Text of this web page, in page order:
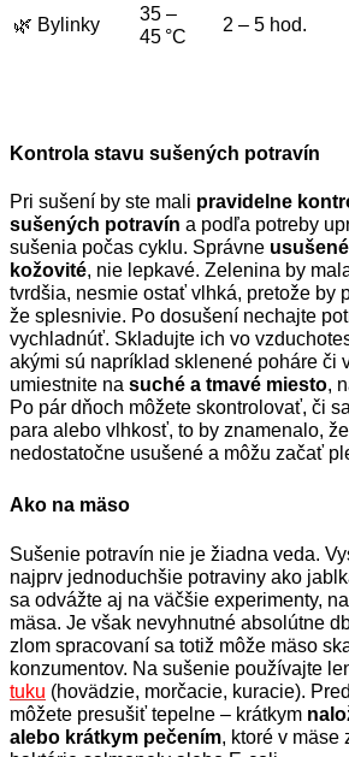
🌿 Bylinky
35 –
45 °C
2 – 5 hod.
Kontrola stavu sušených potravín
Pri sušení by ste mali pravidelne
sušených potravín a podľa potreby
sušenia počas cyklu. Správne
kožovité, nie lepkavé. Zelenina by
tvrdšia, nesmie ostať vlhká, pretože by
že splesnivie. Po dosušení nechajte
vychladnúť. Skladujte ich vo
akými sú napríklad sklenené poháre či
umiestnite na suché a tmavé miesto,
Po pár dňoch môžete skontrolovať, či
para alebo vlhkosť, to by znamenalo,
nedostatočne usušené a môžu začať
Ako na mäso
Sušenie potravín nie je žiadna veda.
najprv jednoduchšie potraviny ako
sa odvážte aj na väčšie experimenty,
mäsa. Je však nevyhnutné absolútne
zlom spracovaní sa totiž môže mäso
konzumentov. Na sušenie používajte
tuku (hovädzie, morčacie, kuracie).
môžete presušiť tepelne – krátkym
alebo krátkym pečením, ktoré v mäse